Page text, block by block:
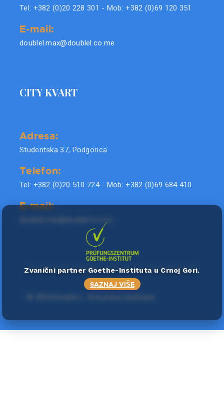
Tel: +382 (0)20 228 301 - Mob: +382 (0)69 120 351
E-mail:
doublel.max@doublel.co.me
CITY KVART
Adresa:
Studentska 37, Podgorica
Telefon:
Tel: +382 (0)20 510 724 - Mob: +382 (0)69 684 410
E-mail:
Zvanični partner Goethe-Instituta u Crnoj Gori.
SAZNAJ VIŠE